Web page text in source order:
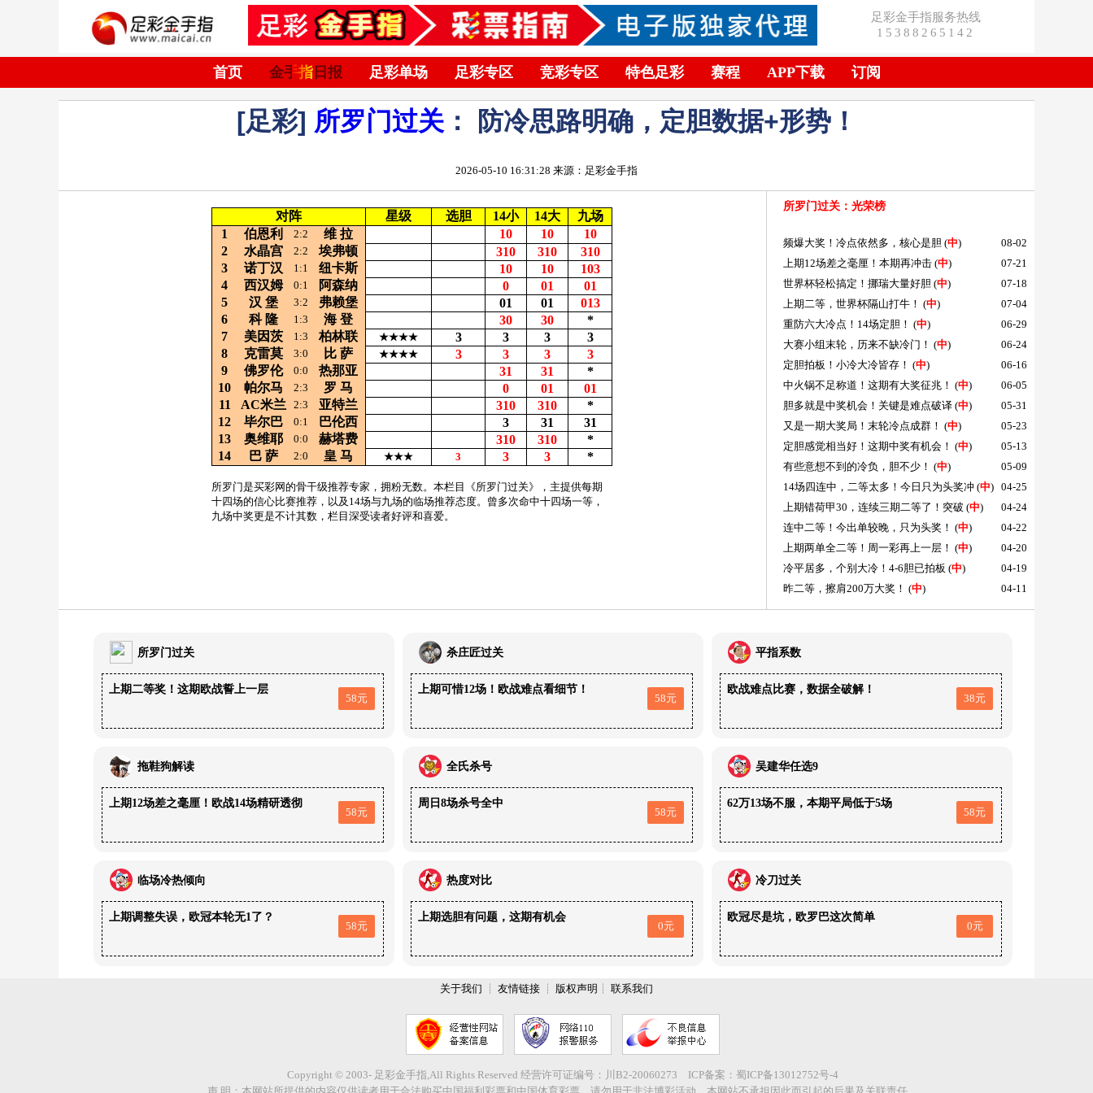
足彩金手指服务热线
15388265142
首页 金手指日报 足彩单场 足彩专区 竞彩专区 特色足彩 赛程 APP下载 订阅
[足彩] 所罗门过关： 防冷思路明确，定胆数据+形势！
2026-05-10 16:31:28 来源：足彩金手指
对阵 星级 选胆 14小 14大
九场
1
伯恩利 2:2 维 拉 10 10
10
2
水晶宫 2:2 埃弗顿 310 310
310
3
诺丁汉 1:1 纽卡斯 10 10
103
4
西汉姆 0:1 阿森纳 0 01
01
5
汉 堡 3:2 弗赖堡 01 01
013
6
科 隆 1:3 海登 30 30
*
7
美因茨 1:3 柏林联 ★★★★ 3 3 3
3
8
克雷莫 3:0 比 萨 ★★★★ 3 3 3
3
9
佛罗伦 0:0 热那亚 31 31
*
10
帕尔马 2:3 罗 马 0 01
01
11
AC米兰 2:3 亚特兰 310 310
*
12
毕尔巴 0:1 巴伦西 3 31
31
13
奥维耶 0:0 赫塔费 310 310
*
14
巴 萨 2:0 皇 马 ★★★ 3 3 3 *
所罗门是买彩网的骨干级推荐专家，拥粉无数。本栏目《所罗门过关》，主提供每期
十四场的信心比赛推荐，以及14场与九场的临场推荐态度。曾多次命中十四场一等，
九场中奖更是不计其数，栏目深受读者好评和喜爱。
所罗门过关 ：光荣榜
频爆大奖！冷点依然多，核心是胆 (中)
08-02
上期12场差之毫厘！本期再冲击 (中)
07-21
世界杯轻松搞定！挪瑞大量好胆 (中)
07-18
上期二等，世界杯隔山打牛！ (中)
07-04
重防六大冷点！14场定胆！ (中)
06-29
大赛小组末轮，历来不缺冷门！ (中)
06-24
定胆拍板！小冷大冷皆存！ (中)
06-16
中火锅不足称道！这期有大奖征兆！ (中)
06-05
胆多就是中奖机会！关键是难点破译 (中)
05-31
又是一期大奖局！末轮冷点成群！ (中)
05-23
定胆感觉相当好！这期中奖有机会！ (中)
05-13
有些意想不到的冷负，胆不少！ (中)
05-09
14场四连中，二等太多！今日只为头奖冲 (中) 04-25
上期错荷甲30，连续三期二等了！突破 (中)
04-24
连中二等！今出单较晚，只为头奖！ (中)
04-22
上期两单全二等！周一彩再上一层！ (中)
04-20
冷平居多，个别大冷！4-6胆已拍板 (中)
04-19
昨二等，擦肩200万大奖！ (中) 04-11
所罗门过关
上期二等奖！这期欧战誓上一层
58元
杀庄匠过关
上期可惜12场！欧战难点看细节！
58元
平指系数
欧战难点比赛，数据全破解！
38元
拖鞋狗解读
上期12场差之毫厘！欧战14场精研透彻
58元
全氏杀号
周日8场杀号全中
58元
吴建华任选9
62万13场不服，本期平局低于5场
58元
临场冷热倾向
上期调整失误，欧冠本轮无1了？
58元
热度对比
上期选胆有问题，这期有机会
0元
冷刀过关
欧冠尽是坑，欧罗巴这次简单
0元
关于我们 ┊ 友情链接 ┊ 版权声明 ┊ 联系我们
Copyright © 2003- 足彩金手指,All Rights Reserved 经营许可证编号：川B2-20060273 ICP备案： 蜀ICP备13012752号-4